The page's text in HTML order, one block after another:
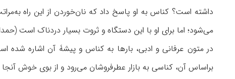
داشته است؟ کناس به او پاسخ داد که نان‌خوردن از این راه
می‌شود؛ اما برای او با این دستگاه و ثروت بسیار دردناک است (حمدالله، ۱/ ۶۸۹؛ نیز نک‍ :
در متون عرفانی و ادبی، بارها به کناس و پیشۀ آن اشاره شده